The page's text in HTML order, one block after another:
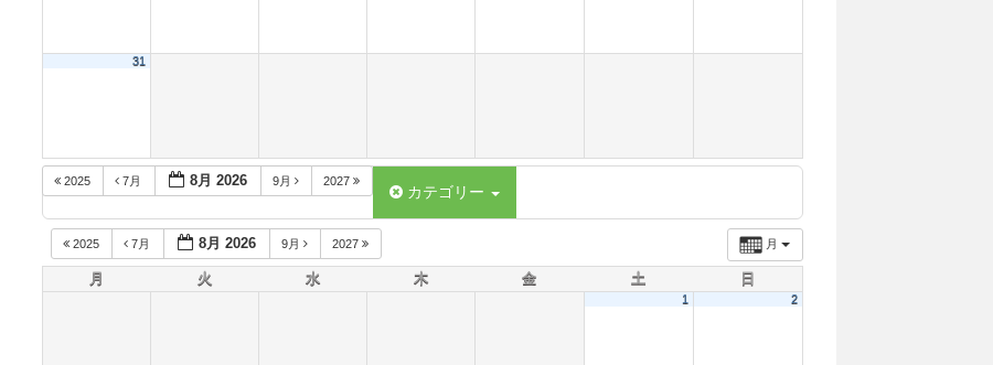
31
2025 7月 8月 2026 9月 2027
カテゴリー
月
2025 7月 8月 2026 9月 2027
月 火 水 木 金 土 日
1 2